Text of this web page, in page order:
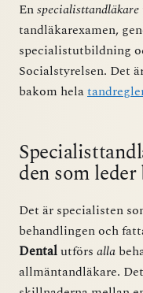
En
tandläkarexamen,
specialistutbildning
Socialstyrelsen. Det
bakom hela
den som
Det är specialisten
behandlingen och
Dentalutförs alla
allmäntandläkare.